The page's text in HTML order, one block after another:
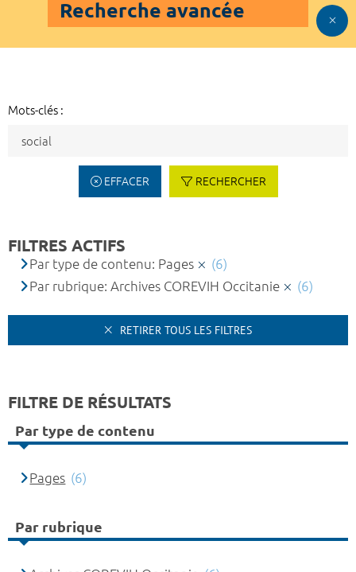
Recherche avancée
Mots-clés :
EFFACER RECHERCHER
FILTRES ACTIFS
Par type de contenu: Pages
(6)
Par rubrique: Archives COREVIH Occitanie
(6)
RETIRER TOUS LES FILTRES
FILTRE DE RÉSULTATS
Par type de contenu
Pages (6)
Par rubrique